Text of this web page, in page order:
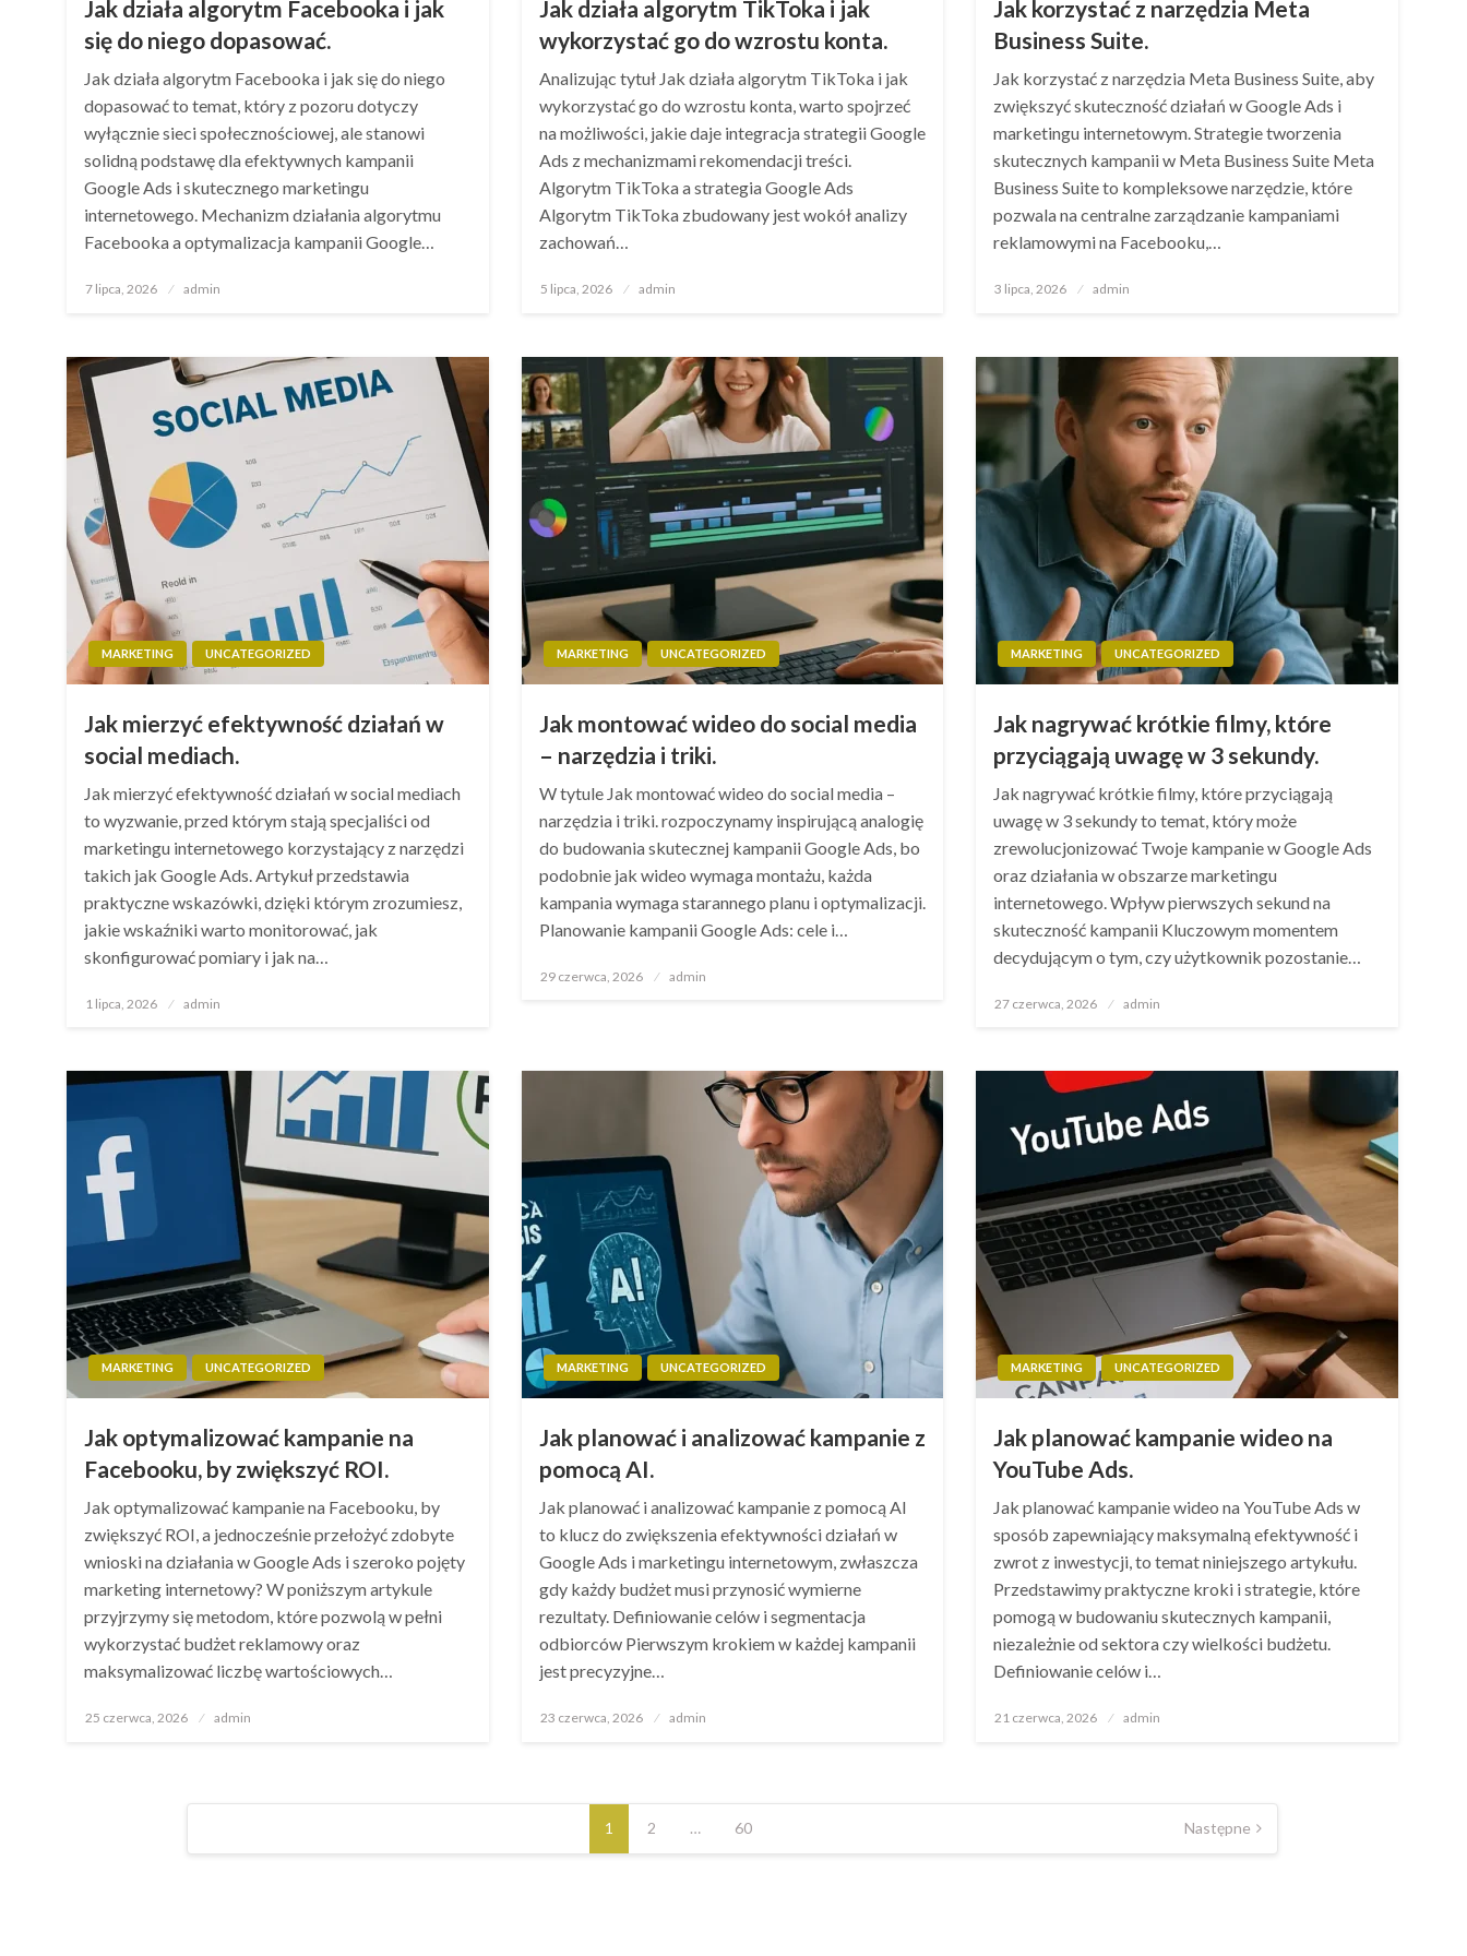
Jak działa algorytm Facebooka i jak
się do niego dopasować.
Jak działa algorytm Facebooka i jak się do niego
dopasować to temat, który z pozoru dotyczy
wyłącznie sieci społecznościowej, ale stanowi
solidną podstawę dla efektywnych kampanii
Google Ads i skutecznego marketingu
internetowego. Mechanizm działania algorytmu
Facebooka a optymalizacja kampanii Google…
Opublikowane
7 lipca, 2026 admin
Jak działa algorytm TikToka i jak
wykorzystać go do wzrostu konta.
Analizując tytuł Jak działa algorytm TikToka i jak
wykorzystać go do wzrostu konta, warto spojrzeć
na możliwości, jakie daje integracja strategii Google
Ads z mechanizmami rekomendacji treści.
Algorytm TikToka a strategia Google Ads
Algorytm TikToka zbudowany jest wokół analizy
zachowań…
Opublikowane
5 lipca, 2026 admin
Jak korzystać z narzędzia Meta
Business Suite.
Jak korzystać z narzędzia Meta Business Suite, aby
zwiększyć skuteczność działań w Google Ads i
marketingu internetowym. Strategie tworzenia
skutecznych kampanii w Meta Business Suite Meta
Business Suite to kompleksowe narzędzie, które
pozwala na centralne zarządzanie kampaniami
reklamowymi na Facebooku,…
Opublikowane
3 lipca, 2026 admin
MARKETING UNCATEGORIZED
Jak mierzyć efektywność działań w
social mediach.
Jak mierzyć efektywność działań w social mediach
to wyzwanie, przed którym stają specjaliści od
marketingu internetowego korzystający z narzędzi
takich jak Google Ads. Artykuł przedstawia
praktyczne wskazówki, dzięki którym zrozumiesz,
jakie wskaźniki warto monitorować, jak
skonfigurować pomiary i jak na…
Opublikowane
1 lipca, 2026 admin
MARKETING UNCATEGORIZED
Jak montować wideo do social media
– narzędzia i triki.
W tytule Jak montować wideo do social media –
narzędzia i triki. rozpoczynamy inspirującą analogię
do budowania skutecznej kampanii Google Ads, bo
podobnie jak wideo wymaga montażu, każda
kampania wymaga starannego planu i optymalizacji.
Planowanie kampanii Google Ads: cele i…
Opublikowane
29 czerwca, 2026 admin
MARKETING UNCATEGORIZED
Jak nagrywać krótkie filmy, które
przyciągają uwagę w 3 sekundy.
Jak nagrywać krótkie filmy, które przyciągają
uwagę w 3 sekundy to temat, który może
zrewolucjonizować Twoje kampanie w Google Ads
oraz działania w obszarze marketingu
internetowego. Wpływ pierwszych sekund na
skuteczność kampanii Kluczowym momentem
decydującym o tym, czy użytkownik pozostanie…
Opublikowane
27 czerwca, 2026 admin
MARKETING UNCATEGORIZED
Jak optymalizować kampanie na
Facebooku, by zwiększyć ROI.
Jak optymalizować kampanie na Facebooku, by
zwiększyć ROI, a jednocześnie przełożyć zdobyte
wnioski na działania w Google Ads i szeroko pojęty
marketing internetowy? W poniższym artykule
przyjrzymy się metodom, które pozwolą w pełni
wykorzystać budżet reklamowy oraz
maksymalizować liczbę wartościowych…
Opublikowane
25 czerwca, 2026 admin
MARKETING UNCATEGORIZED
Jak planować i analizować kampanie z
pomocą AI.
Jak planować i analizować kampanie z pomocą AI
to klucz do zwiększenia efektywności działań w
Google Ads i marketingu internetowym, zwłaszcza
gdy każdy budżet musi przynosić wymierne
rezultaty. Definiowanie celów i segmentacja
odbiorców Pierwszym krokiem w każdej kampanii
jest precyzyjne…
Opublikowane
23 czerwca, 2026 admin
MARKETING UNCATEGORIZED
Jak planować kampanie wideo na
YouTube Ads.
Jak planować kampanie wideo na YouTube Ads w
sposób zapewniający maksymalną efektywność i
zwrot z inwestycji, to temat niniejszego artykułu.
Przedstawimy praktyczne kroki i strategie, które
pomogą w budowaniu skutecznych kampanii,
niezależnie od sektora czy wielkości budżetu.
Definiowanie celów i…
Opublikowane
21 czerwca, 2026 admin
Stronicowanie
1 2 … 60 Następne